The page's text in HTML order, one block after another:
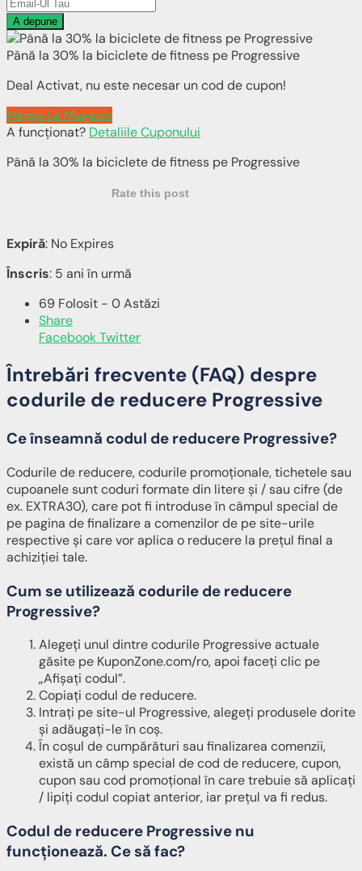
A depune
Până la 30% la biciclete de fitness pe Progressive
Deal Activat, nu este necesar un cod de cupon!
Merge La Magazin
A funcționat? Detaliile Cuponului
Până la 30% la biciclete de fitness pe Progressive
Rate this post
Expiră: No Expires
Înscris: 5 ani în urmă
69 Folosit - 0 Astăzi
Share
FacebookTwitter
Întrebări frecvente (FAQ) despre
codurile de reducere Progressive
Ce înseamnă codul de reducere Progressive?
Codurile de reducere, codurile promoționale, tichetele sau
cupoanele sunt coduri formate din litere și / sau cifre (de
ex. EXTRA30), care pot fi introduse în câmpul special de
pe pagina de finalizare a comenzilor de pe site-urile
respective și care vor aplica o reducere la prețul final a
achiziției tale.
Cum se utilizează codurile de reducere
Progressive?
Alegeți unul dintre codurile Progressive actuale
găsite pe KuponZone.com/ro, apoi faceți clic pe
„Afișați codul”.
Copiați codul de reducere.
Intrați pe site-ul Progressive, alegeți produsele dorite
și adăugați-le în coș.
În coșul de cumpărături sau finalizarea comenzii,
există un câmp special de cod de reducere, cupon,
cupon sau cod promoțional în care trebuie să aplicați
/ lipiți codul copiat anterior, iar prețul va fi redus.
Codul de reducere Progressive nu
funcționează. Ce să fac?